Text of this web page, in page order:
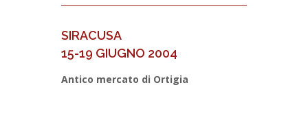
SIRACUSA
15-19 GIUGNO 2004
Antico mercato di Ortigia